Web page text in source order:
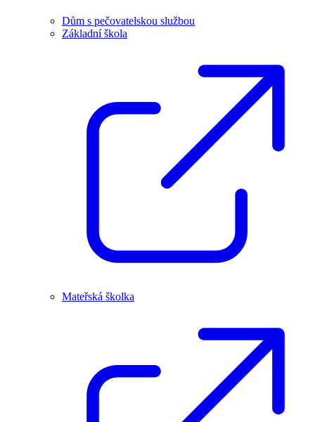
Dům s pečovatelskou službou
Základní škola
Mateřská školka